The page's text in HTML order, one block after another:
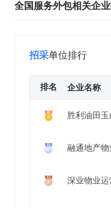
全国服务外包相关企
招采单位排行
排名 企业名称
胜利油田玉
融通地产物
深业物业运